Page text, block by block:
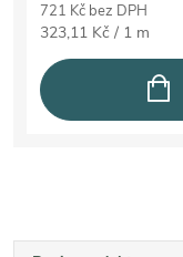
721 Kč bez DPH
Měrná cena:
323,11 Kč / 1 m